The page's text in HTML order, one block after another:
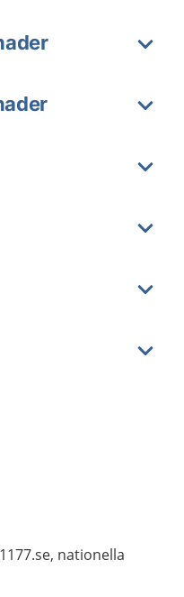
1177.se, nationella